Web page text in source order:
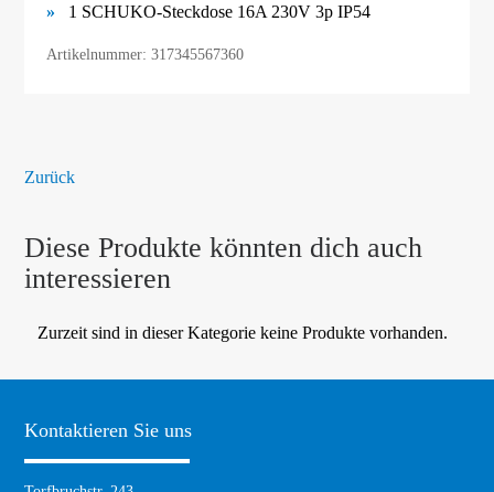
1 SCHUKO-Steckdose 16A 230V 3p IP54
Artikelnummer: 317345567360
Zurück
Diese Produkte könnten dich auch
interessieren
Zurzeit sind in dieser Kategorie keine Produkte vorhanden.
Kontaktieren Sie uns